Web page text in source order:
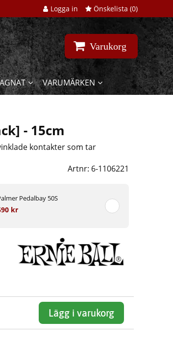
Logga in Önskelista (0)
Varukorg
VARUMÄRKEN
- 15cm
kontakter som tar
Artnr: 6-1106221
Pedalbay 50S
kr
Lägg i varukorg